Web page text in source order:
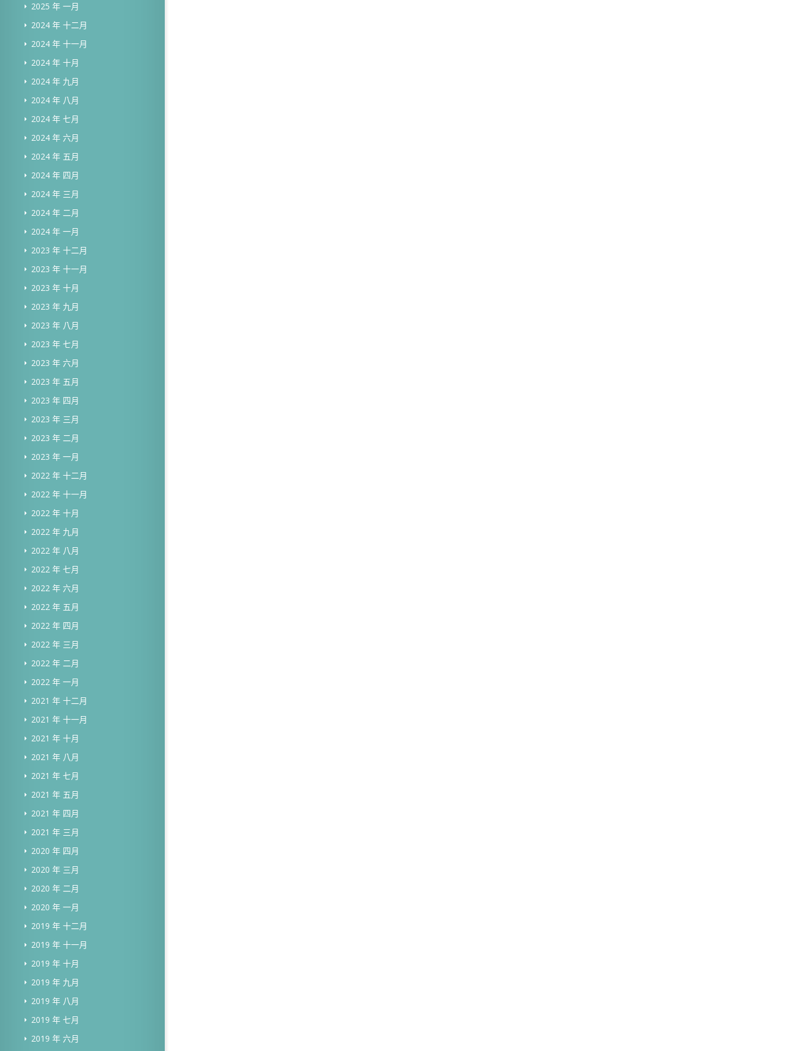
2025 年 一月
2024 年 十二月
2024 年 十一月
2024 年 十月
2024 年 九月
2024 年 八月
2024 年 七月
2024 年 六月
2024 年 五月
2024 年 四月
2024 年 三月
2024 年 二月
2024 年 一月
2023 年 十二月
2023 年 十一月
2023 年 十月
2023 年 九月
2023 年 八月
2023 年 七月
2023 年 六月
2023 年 五月
2023 年 四月
2023 年 三月
2023 年 二月
2023 年 一月
2022 年 十二月
2022 年 十一月
2022 年 十月
2022 年 九月
2022 年 八月
2022 年 七月
2022 年 六月
2022 年 五月
2022 年 四月
2022 年 三月
2022 年 二月
2022 年 一月
2021 年 十二月
2021 年 十一月
2021 年 十月
2021 年 八月
2021 年 七月
2021 年 五月
2021 年 四月
2021 年 三月
2020 年 四月
2020 年 三月
2020 年 二月
2020 年 一月
2019 年 十二月
2019 年 十一月
2019 年 十月
2019 年 九月
2019 年 八月
2019 年 七月
2019 年 六月